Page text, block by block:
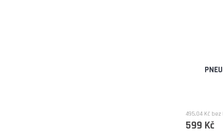
495,04 Kč bez
599 Kč